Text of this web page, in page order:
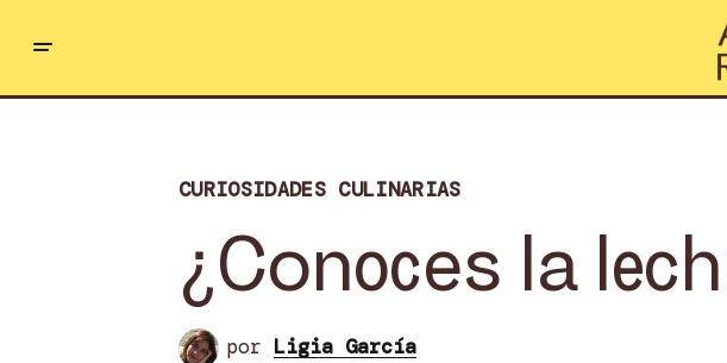
CURIOSIDADES CULINARIAS
¿Conoces la
por Ligia García